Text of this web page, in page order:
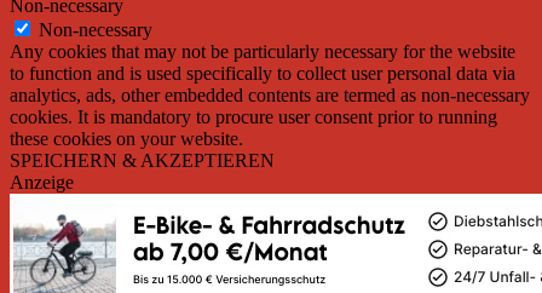
Non-necessary
Non-necessary
Any cookies that may not be particularly necessary for the website
to function and is used specifically to collect user personal data via
analytics, ads, other embedded contents are termed as non-necessary
cookies. It is mandatory to procure user consent prior to running
these cookies on your website.
SPEICHERN & AKZEPTIEREN
Anzeige